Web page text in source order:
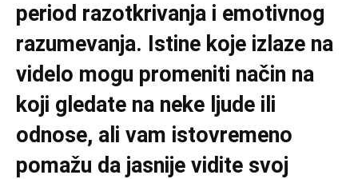
period razotkrivanja i emotivnog
razumevanja. Istine koje izlaze na
videlo mogu promeniti način na
koji gledate na neke ljude ili
odnose, ali vam istovremeno
pomažu da jasnije vidite svoj